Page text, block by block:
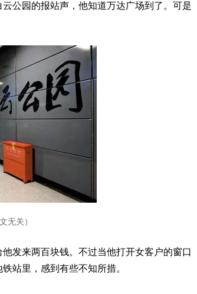
公园的报站声，他知道万达广场到了。可是
无关）
发来两百块钱。不过当他打开女客户的窗口
站里，感到有些不知所措。